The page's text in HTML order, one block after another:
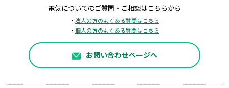
電気についてのご質問・ご相談はこちらから
・ 法人の方のよくある質問はこちら
・ 個人の方のよくある質問はこちら
お問い合わせページへ